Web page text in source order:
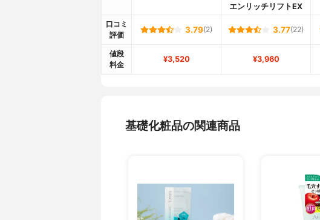
エンリッチリフトEX
口コミ
評価
3.79(2) 3.77(22)
値段
料金
¥3,520 ¥3,960
基礎化粧品の関連商品